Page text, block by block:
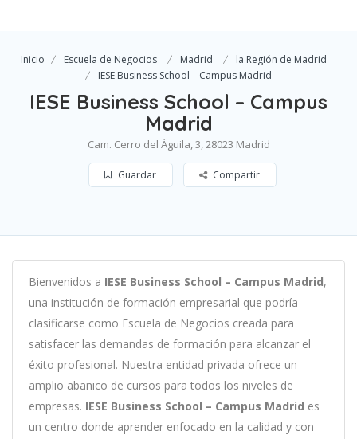
Inicio Escuela de Negocios Madrid
la Región de Madrid
IESE Business School – Campus Madrid
IESE Business School – Campus
Madrid
Cam. Cerro del Águila, 3, 28023 Madrid
Guardar Compartir
Bienvenidos a IESE Business School – Campus Madrid,
una institución de formación empresarial que podría
clasificarse como Escuela de Negocios creada para
satisfacer las demandas de formación para alcanzar el
éxito profesional. Nuestra entidad privada ofrece un
amplio abanico de cursos para todos los niveles de
empresas. IESE Business School – Campus Madrid es
un centro donde aprender enfocado en la calidad y con